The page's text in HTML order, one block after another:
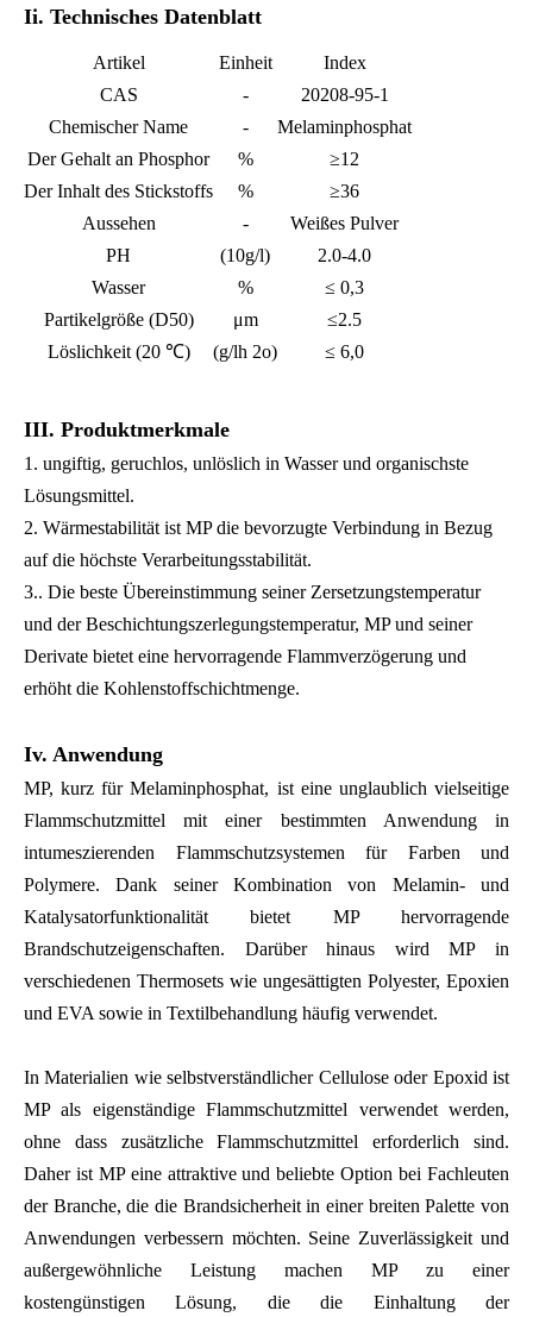
Ii. Technisches Datenblatt
Artikel Einheit
Index
CAS
-
20208-95-1
Chemischer Name
-
Melaminphosphat
Der Gehalt an Phosphor
%
≥12
Der Inhalt des Stickstoffs
%
≥36
Aussehen
-
Weißes Pulver
PH
(10g/l)
2.0-4.0
Wasser
%
≤ 0,3
Partikelgröße (D50)
μm ≤2.5
Löslichkeit (20 ℃)
(g/lh 2o) ≤ 6,0
III. Produktmerkmale
1. ungiftig, geruchlos, unlöslich in Wasser und organischste
Lösungsmittel.
2. Wärmestabilität ist MP die bevorzugte Verbindung in Bezug
auf die höchste Verarbeitungsstabilität.
3.. Die beste Übereinstimmung seiner Zersetzungstemperatur
und der Beschichtungszerlegungstemperatur, MP und seiner
Derivate bietet eine hervorragende Flammverzögerung und
erhöht die Kohlenstoffschichtmenge.
Iv. Anwendung
MP, kurz für Melaminphosphat, ist eine unglaublich vielseitige
Flammschutzmittel mit einer bestimmten Anwendung in
intumeszierenden Flammschutzsystemen für Farben und
Polymere. Dank seiner Kombination von Melamin- und
Katalysatorfunktionalität bietet MP hervorragende
Brandschutzeigenschaften. Darüber hinaus wird MP in
verschiedenen Thermosets wie ungesättigten Polyester, Epoxien
und EVA sowie in Textilbehandlung häufig verwendet.
In Materialien wie selbstverständlicher Cellulose oder Epoxid ist
MP als eigenständige Flammschutzmittel verwendet werden,
ohne dass zusätzliche Flammschutzmittel erforderlich sind.
Daher ist MP eine attraktive und beliebte Option bei Fachleuten
der Branche, die die Brandsicherheit in einer breiten Palette von
Anwendungen verbessern möchten. Seine Zuverlässigkeit und
außergewöhnliche Leistung machen MP zu einer
kostengünstigen Lösung, die die Einhaltung der